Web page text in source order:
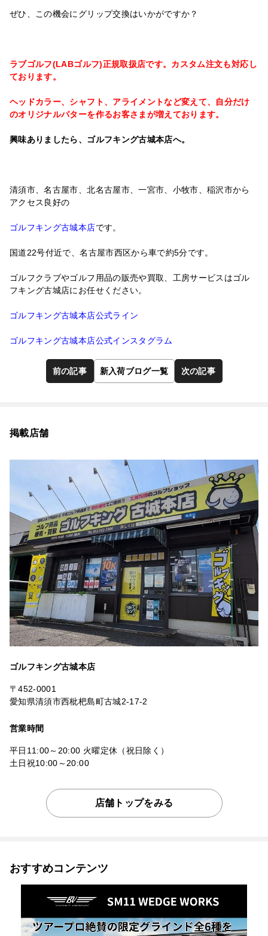
ぜひ、この機会にグリップ交換はいかがですか？
ラブゴルフ(LABゴルフ)正規取扱店です。カスタム注文も対応し
ております。
ヘッドカラー、シャフト、アライメントなど変えて、自分だけ
のオリジナルパターを作るお客さまが増えております。
興味ありましたら、ゴルフキング古城本店へ。
清須市、名古屋市、北名古屋市、一宮市、小牧市、稲沢市から
アクセス良好の
ゴルフキング古城本店です。
国道22号付近で、名古屋市西区から車で約5分です。
ゴルフクラブやゴルフ用品の販売や買取、工房サービスはゴル
フキング古城店にお任せください。
ゴルフキング古城本店公式ライン
ゴルフキング古城本店公式インスタグラム
前の記事 新入荷ブログ一覧 次の記事
掲載店舗
ゴルフキング古城本店
〒452-0001
愛知県清須市西枇杷島町古城2-17-2
営業時間
平日11:00～20:00 火曜定休（祝日除く）
土日祝10:00～20:00
店舗トップをみる
おすすめコンテンツ